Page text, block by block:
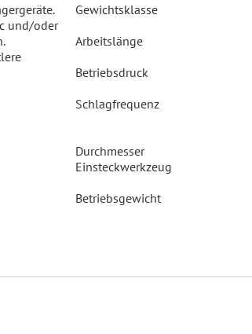
und/oder
Gewichtsklasse
Arbeitslänge
Betriebsdruck
Schlagfrequenz
Durchmesser
Einsteckwerkzeug
Betriebsgewicht